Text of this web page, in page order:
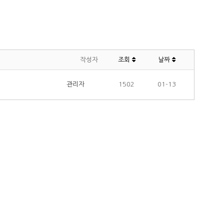
작성자 조회 날짜
관리자 1502 01-13